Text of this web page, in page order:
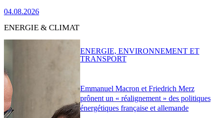
04.08.2026
ENERGIE & CLIMAT
Emmanuel Macron et Friedrich Merz
prônent un « réalignement » des politiques
énergétiques française et allemande
ENERGIE, ENVIRONNEMENT ET
TRANSPORT